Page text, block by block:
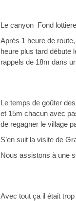
Le canyon  Fond
Après 1 heure de
heure plus tard débute
rappels de 18m dans
Le temps de goûter
et 15m chacun avec
de regagner le village
S’en suit la visite de
Nous assistons à une
Avec tout ça il était